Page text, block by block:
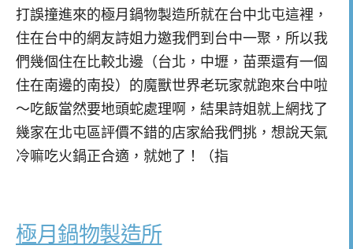
打誤撞進來的極月鍋物製造所就在台中北屯這裡，
住在台中的網友詩姐力邀我們到台中一聚，所以我
們幾個住在比較北邊（台北，中壢，苗栗還有一個
住在南邊的南投）的魔獸世界老玩家就跑來台中啦
～吃飯當然要地頭蛇處理啊，結果詩姐就上網找了
幾家在北屯區評價不錯的店家給我們挑，想說天氣
冷嘛吃火鍋正合適，就她了！（指
極月鍋物製造所